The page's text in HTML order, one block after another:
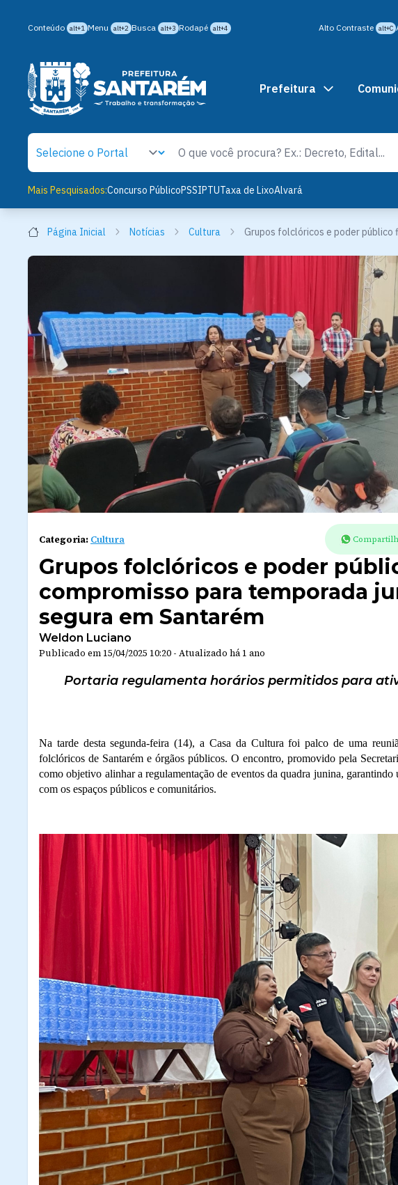
Conteúdo alt+1 Menu alt+2 Busca alt+3 Rodapé alt+4 Alto Contraste alt+C
Prefeitura
Mais Pesquisados:Concurso PúblicoPSSIPTUTaxa de LixoAlvará
Página Inicial Notícias Cultura Grupos folclóricos e poder público
Categoria: Cultura
Grupos folclóricos e poder
compromisso para temporada
segura em Santarém
Weldon Luciano
Publicado em 15/04/2025 10:20 - Atualizado há 1 ano
Portaria regulamenta horários permitidos para
Na tarde desta segunda-feira (14), a Casa da Cultura foi palco de uma
folclóricos de Santarém e órgãos públicos. O encontro, promovido pela
como objetivo alinhar a regulamentação de eventos da quadra junina, garantindo
com os espaços públicos e comunitários.